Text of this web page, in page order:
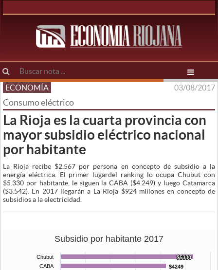
ECONOMÍA 03/08/2017
Consumo eléctrico
La Rioja es la cuarta provincia con
mayor subsidio eléctrico nacional
por habitante
La Rioja recibe $2.567 por persona en concepto de subsidio a la
energía eléctrica. El primer lugardel ranking lo ocupa Chubut con
$5.330 por habitante, le siguen la CABA ($4.249) y luego Catamarca
($3.542). En 2017 llegarán a La Rioja $924 millones en concepto de
subsidios a la electricidad.
Subsidio por habitante 2017
$5330
$5330
$4249
$4249
Chubut
CABA